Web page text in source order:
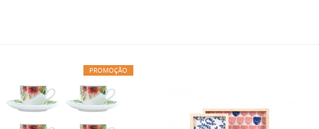
PROMOÇÃO